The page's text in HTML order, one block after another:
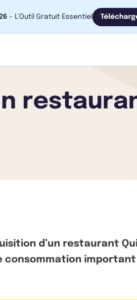
- L’Outil Gratuit Essentiel
d’un restaurant
consommation